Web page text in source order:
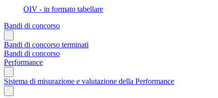
OIV - in formato tabellare
Bandi di concorso
Bandi di concorso terminati
Bandi di concorso
Performance
Sistema di misurazione e valutazione della Performance